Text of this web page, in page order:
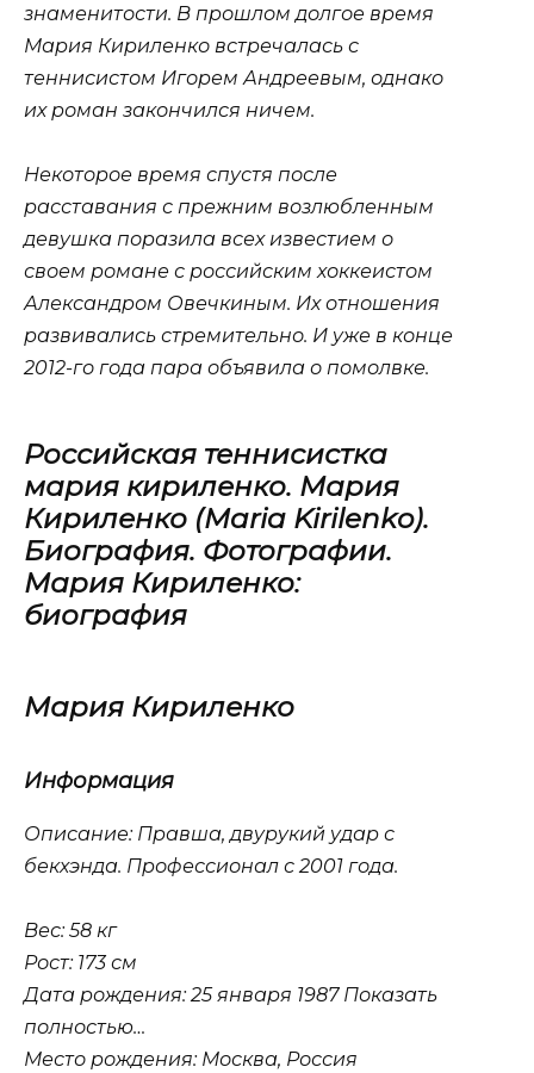
знаменитости. В прошлом долгое время
Мария Кириленко встречалась с
теннисистом Игорем Андреевым, однако
их роман закончился ничем.
Некоторое время спустя после
расставания с прежним возлюбленным
девушка поразила всех известием о
своем романе с российским хоккеистом
Александром Овечкиным. Их отношения
развивались стремительно. И уже в конце
2012-го года пара объявила о помолвке.
Российская теннисистка
мария кириленко. Мария
Кириленко (Maria Kirilenko).
Биография. Фотографии.
Мария Кириленко:
биография
Мария Кириленко
Информация
Описание: Правша, двурукий удар с
бекхэнда. Профессионал с 2001 года.
Вес: 58 кг
Рост: 173 см
Дата рождения: 25 января 1987 Показать
полностью…
Место рождения: Москва, Россия